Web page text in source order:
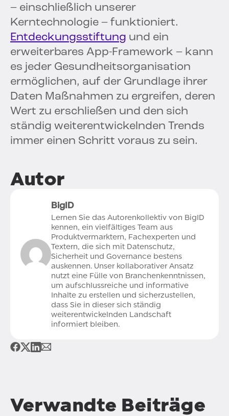
– einschließlich unserer
Kerntechnologie – funktioniert.
Entdeckungsstiftung und ein
erweiterbares App-Framework – kann
es jeder Gesundheitsorganisation
ermöglichen, auf der Grundlage ihrer
Daten Maßnahmen zu ergreifen, deren
Wert zu erschließen und den sich
ständig weiterentwickelnden Trends
immer einen Schritt voraus zu sein.
Autor
BigID
Lernen Sie das Autorenkollektiv von BigID
kennen, ein vielfältiges Team aus
Produktvermarktern, Fachexperten und
Textern, die sich mit Datenschutz,
Sicherheit und Governance bestens
auskennen. Unser kollaborativer Ansatz
nutzt eine Fülle von Branchenkenntnissen,
um aufschlussreiche und informative
Inhalte zu erstellen und sicherzustellen,
dass Sie in dieser sich ständig
weiterentwickelnden Landschaft
informiert bleiben.
Verwandte Beiträge